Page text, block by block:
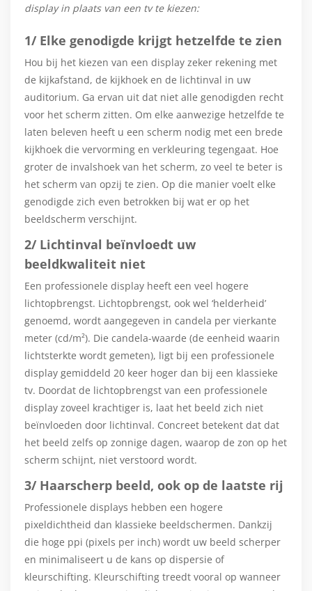
display in plaats van een tv te kiezen:
1/ Elke genodigde krijgt hetzelfde te zien
Hou bij het kiezen van een display zeker rekening met
de kijkafstand, de kijkhoek en de lichtinval in uw
auditorium. Ga ervan uit dat niet alle genodigden recht
voor het scherm zitten. Om elke aanwezige hetzelfde te
laten beleven heeft u een scherm nodig met een brede
kijkhoek die vervorming en verkleuring tegengaat. Hoe
groter de invalshoek van het scherm, zo veel te beter is
het scherm van opzij te zien. Op die manier voelt elke
genodigde zich even betrokken bij wat er op het
beeldscherm verschijnt.
2/ Lichtinval beïnvloedt uw
beeldkwaliteit niet
Een professionele display heeft een veel hogere
lichtopbrengst. Lichtopbrengst, ook wel ‘helderheid’
genoemd, wordt aangegeven in candela per vierkante
meter (cd/m²). Die candela-waarde (de eenheid waarin
lichtsterkte wordt gemeten), ligt bij een professionele
display gemiddeld 20 keer hoger dan bij een klassieke
tv. Doordat de lichtopbrengst van een professionele
display zoveel krachtiger is, laat het beeld zich niet
beïnvloeden door lichtinval. Concreet betekent dat dat
het beeld zelfs op zonnige dagen, waarop de zon op het
scherm schijnt, niet verstoord wordt.
3/ Haarscherp beeld, ook op de laatste rij
Professionele displays hebben een hogere
pixeldichtheid dan klassieke beeldschermen. Dankzij
die hoge ppi (pixels per inch) wordt uw beeld scherper
en minimaliseert u de kans op dispersie of
kleurschifting. Kleurschifting treedt vooral op wanneer